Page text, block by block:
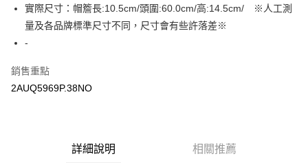
【「AFTEE先享後付」結帳流程】
１．於結帳方式選擇「AFTEE先享後付」後，將跳轉至「AFTEE先享後付」
結帳頁面，進行簡訊認證並確認金額後，即可完成結帳。
３．收到繳費通知簡訊後14天內，點擊此簡訊中的連結，可透過四大超商／
※ 請注意：結帳手續完成當下不需立刻繳費，但若您需要取消訂單，請聯絡
是否繳費成功／繳費後需取消欲退款等相關疑問，請聯繫「AFTEE先享後付
客戶支援中心」https://netprotections.freshdesk.com/support/home
實際尺寸：帽簷長:10.5cm/頭圍:60.0cm/高:14.5cm/ ※人工測
量及各品牌標準尺寸不同，尺寸會有些許落差※
-
銷售重點
2AUQ5969P.38NO
詳細說明 相關推薦